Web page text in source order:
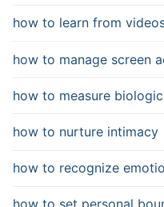
how to learn from
how to manage screen
how to measure
how to nurture intimacy
how to recognize